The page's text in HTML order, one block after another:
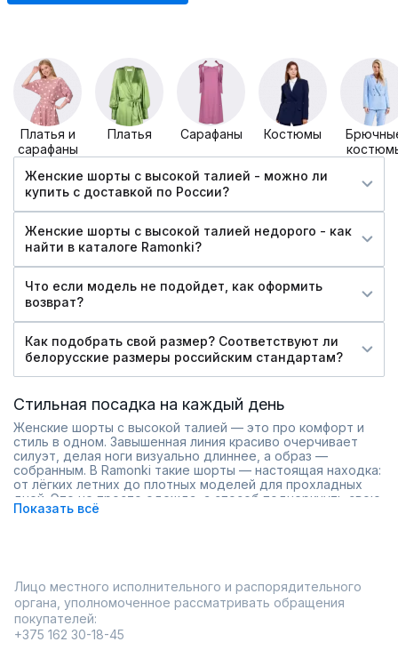
Платья и
сарафаны
Платья Сарафаны Костюмы
Женские шорты с высокой талией - можно ли
купить c доставкой по России?
Женские шорты с высокой талией недорого - как
найти в каталоге Ramonki?
Что если модель не подойдет, как оформить
возврат?
Как подобрать свой размер? Соответствуют ли
белорусские размеры российским стандартам?
Стильная посадка на каждый день
Женские шорты с высокой талией — это про комфорт и
стиль в одном. Завышенная линия красиво очерчивает
силуэт, делая ноги визуально длиннее, а образ —
собранным. В Ramonki такие шорты — настоящая находка:
от лёгких летних до плотных моделей для прохладных
дней. Это не просто одежда, а способ подчеркнуть свою
уверенность без лишних усилий.
размеры на любую фигуру.
Удобство: посадка не давит, а ткань приятно
ощущается на коже.
В интернет-магазине заказывать удобно: доставка по
Показать всё
Лицо местного исполнительного и распорядительного
органа, уполномоченное рассматривать обращения
покупателей:
+375 162 30-18-45